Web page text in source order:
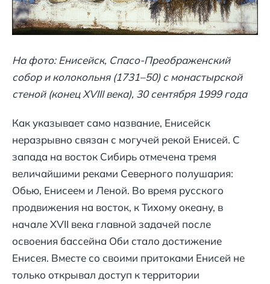
На фото: Енисейск, Спасо-Преображенский
собор и колокольня (1731–50) с монастырской
стеной (конец XVIII века), 30 сентября 1999 года
Как указывает само название, Енисейск
неразрывно связан с могучей рекой Енисей. С
запада на восток Сибирь отмечена тремя
величайшими реками Северного полушария:
Обью, Енисеем и Леной. Во время русского
продвижения на восток, к Тихому океану, в
начале XVII века главной задачей после
освоения бассейна Оби стало достижение
Енисея. Вместе со своими притоками Енисей не
только открывал доступ к территории